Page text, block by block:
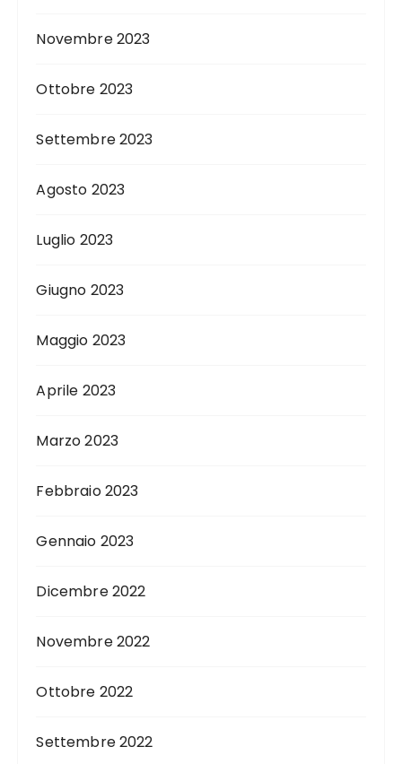
Novembre 2023
Ottobre 2023
Settembre 2023
Agosto 2023
Luglio 2023
Giugno 2023
Maggio 2023
Aprile 2023
Marzo 2023
Febbraio 2023
Gennaio 2023
Dicembre 2022
Novembre 2022
Ottobre 2022
Settembre 2022